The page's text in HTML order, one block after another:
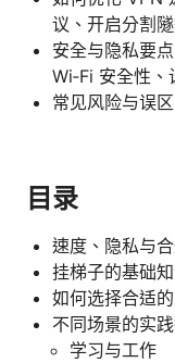
议、开启分割
安全与隐私要
Wi‑Fi 安全性、
常见风险与误
目录
速度、隐私与
挂梯子的基础
如何选择合适
不同场景的实
学习与工作